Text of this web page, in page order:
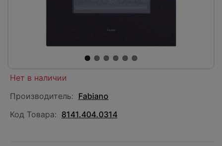
Нет в наличии
Производитель: Fabiano
Код Товара: 8141.404.0314